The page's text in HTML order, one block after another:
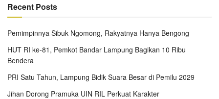
Recent Posts
Pemimpinnya Sibuk Ngomong, Rakyatnya Hanya Bengong
HUT RI ke-81, Pemkot Bandar Lampung Bagikan 10 Ribu
Bendera
PRI Satu Tahun, Lampung Bidik Suara Besar di Pemilu 2029
Jihan Dorong Pramuka UIN RIL Perkuat Karakter